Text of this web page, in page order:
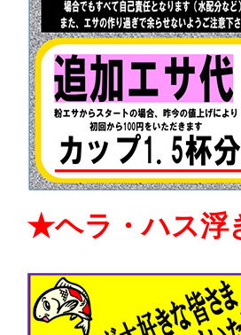
★ヘラ・ハス浮